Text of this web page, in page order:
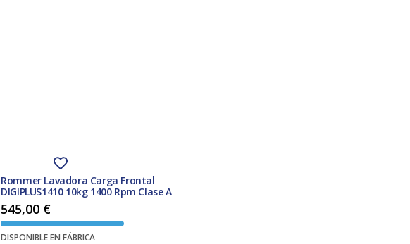
Rommer Lavadora Carga Frontal
DIGIPLUS1410 10kg 1400 Rpm Clase A
545,00 €
DISPONIBLE EN FÁBRICA